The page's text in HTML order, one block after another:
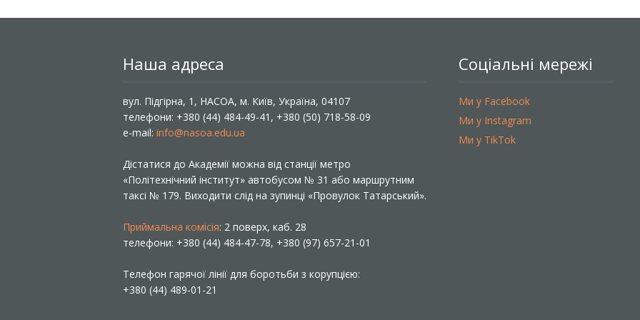
Наша адреса
вул. Підгірна, 1, НАСОА, м. Київ, Україна, 04107
телефони: +380 (44) 484-49-41, +380 (50) 718-58-09
e-mail: info@nasoa.edu.ua
Дістатися до Академії можна від станції метро
«Політехнічний інститут» автобусом № 31 або маршрутним
таксі № 179. Виходити слід на зупинці «Провулок Татарський».
Приймальна комісія: 2 поверх, каб. 28
телефони: +380 (44) 484-47-78, +380 (97) 657-21-01
Телефон гарячої лінії для боротьби з корупцією:
+380 (44) 489-01-21
Соціальні мережі
Ми у Facebook
Ми у Instagram
Ми у TikTok